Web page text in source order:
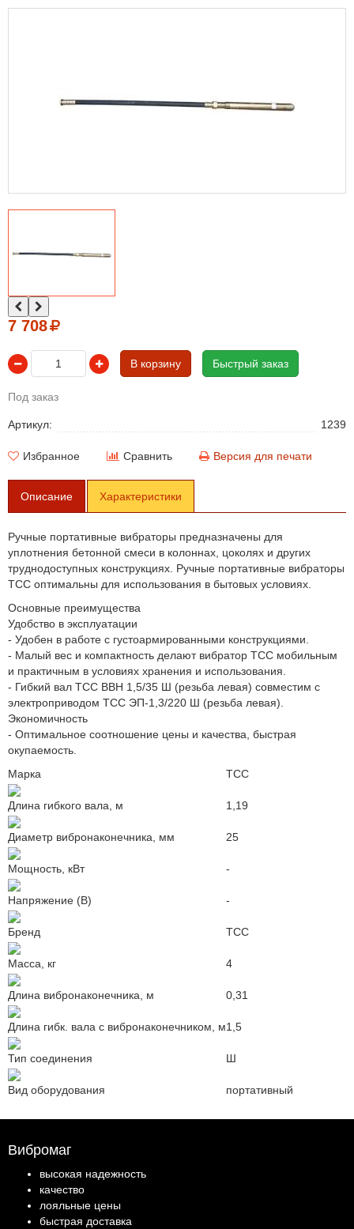
7 708
В корзину Быстрый заказ
Под заказ
Артикул: 1239
Избранное Сравнить Версия для печати
Описание Характеристики
Ручные портативные вибраторы предназначены для
уплотнения бетонной смеси в колоннах, цоколях и других
труднодоступных конструкциях. Ручные портативные вибраторы
ТСС оптимальны для использования в бытовых условиях.
Основные преимущества
Удобство в эксплуатации
- Удобен в работе с густоармированными конструкциями.
- Малый вес и компактность делают вибратор ТСС мобильным
и практичным в условиях хранения и использования.
- Гибкий вал ТСС ВВН 1,5/35 Ш (резьба левая) совместим с
электроприводом ТСС ЭП-1,3/220 Ш (резьба левая).
Экономичность
- Оптимальное соотношение цены и качества, быстрая
окупаемость.
Марка
ТСС
Длина гибкого вала, м 1,19
Диаметр вибронаконечника, мм 25
Мощность, кВт -
Напряжение (В) -
Бренд ТСС
Масса, кг 4
Длина вибронаконечника, м 0,31
Длина гибк. вала с вибронаконечником, м1,5
Тип соединения Ш
Вид оборудования портативный
Вибромаг
высокая надежность
качество
лояльные цены
быстрая доставка